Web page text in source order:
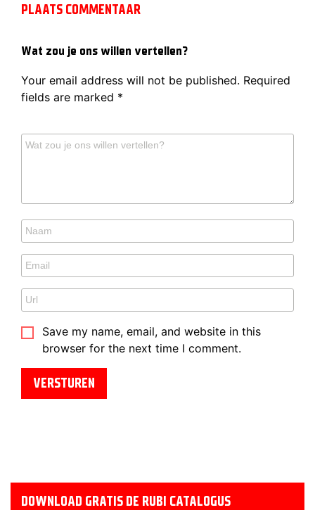
PLAATS COMMENTAAR
Wat zou je ons willen vertellen?
Your email address will not be published. Required
fields are marked *
Save my name, email, and website in this
browser for the next time I comment.
DOWNLOAD GRATIS DE RUBI CATALOGUS